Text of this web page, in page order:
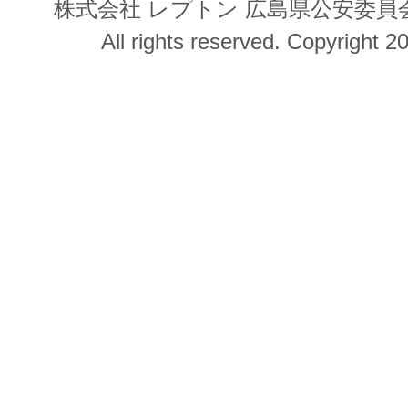
株式会社 レプトン 広島県公安委員
All rights reserved. Copyright